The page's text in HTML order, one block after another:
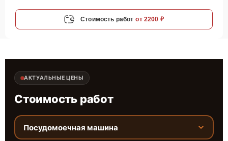
Стоимость работ от 2200 ₽
АКТУАЛЬНЫЕ ЦЕНЫ
Стоимость работ
Посудомоечная машина